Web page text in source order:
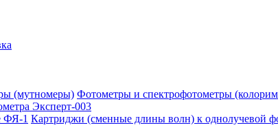
Фотометры и спектрофотометры
Эксперт-003
Картриджи (сменные длины волн) к однолучевой